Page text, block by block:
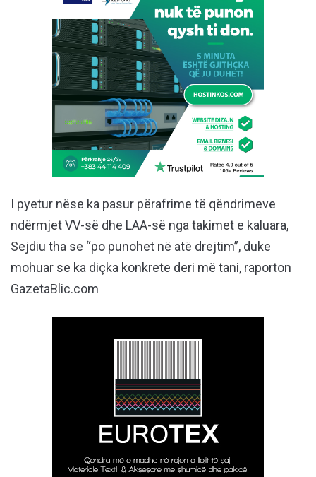
I pyetur nëse ka pasur përafrime të qëndrimeve
ndërmjet VV-së dhe LAA-së nga takimet e kaluara,
Sejdiu tha se “po punohet në atë drejtim”, duke
mohuar se ka diçka konkrete deri më tani, raporton
GazetaBlic.com